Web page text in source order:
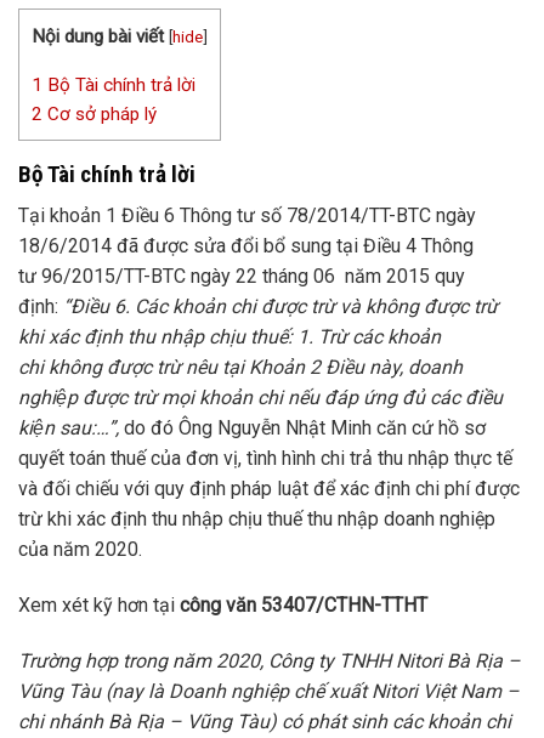
Nội dung bài viết [hide]
1 Bộ Tài chính trả lời
2 Cơ sở pháp lý
Bộ Tài chính trả lời
Tại khoản 1 Điều 6 Thông tư số 78/2014/TT-BTC ngày
18/6/2014 đã được sửa đổi bổ sung tại Điều 4 Thông
tư 96/2015/TT-BTC ngày 22 tháng 06 năm 2015 quy
định: “Điều 6. Các khoản chi được trừ và không được trừ
khi xác định thu nhập chịu thuế: 1. Trừ các khoản
chikhông được trừnêu tại Khoản 2 Điều này, doanh
nghiệp được trừ mọi khoản chi nếu đáp ứng đủ các điều
kiện sau:…”, do đó Ông Nguyễn Nhật Minh căn cứ hồ sơ
quyết toán thuế của đơn vị, tình hình chi trả thu nhập thực tế
và đối chiếu với quy định pháp luật để xác định chi phí được
trừ khi xác định thu nhập chịu thuế thu nhập doanh nghiệp
của năm 2020.
Xem xét kỹ hơn tại công văn 53407/CTHN-TTHT
Trường hợp trong năm 2020, Công ty TNHHNitori Bà Rịa –
Vũng Tàu (nay là Doanh nghiệp chế xuất Nitori Việt Nam –
chi nhánh Bà Rịa – Vũng Tàu) có phát sinh các khoản chi